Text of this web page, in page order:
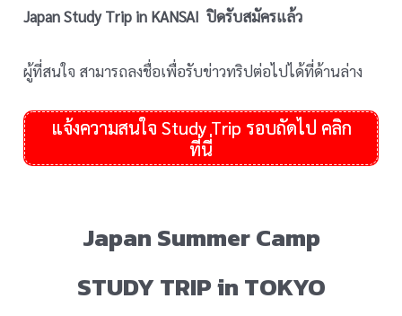
Japan Study Trip in KANSAI ปิดรับสมัครแล้ว
ผู้ที่สนใจ สามารถลงชื่อเพื่อรับข่าวทริปต่อไปได้ที่ด้านล่าง
แจ้งความสนใจ Study Trip รอบถัดไป คลิก
ที่นี่
Japan Summer Camp
STUDY TRIP in TOKYO